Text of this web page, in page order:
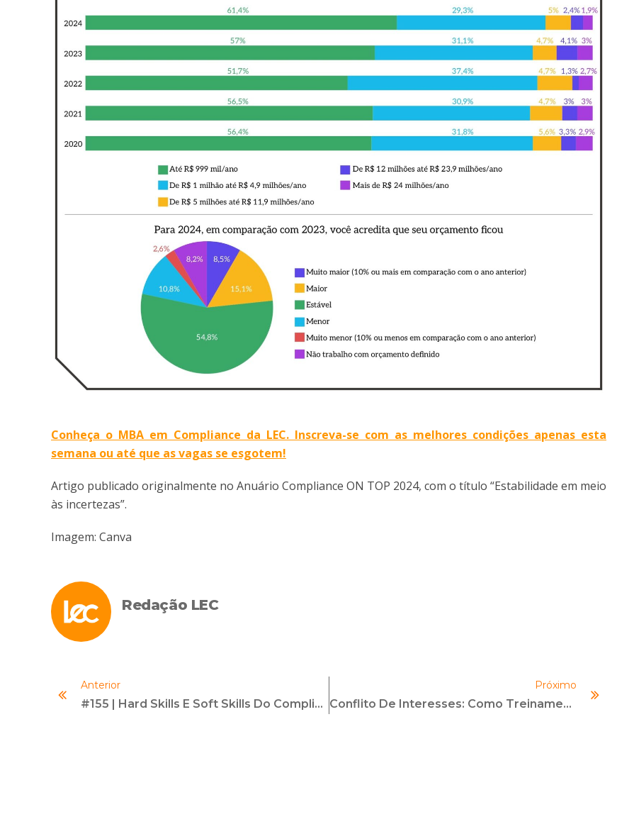
Conheça o MBA em Compliance da LEC. Inscreva-se com as melhores condições apenas esta
semana ou até que as vagas se esgotem!
Artigo publicado originalmente no Anuário Compliance ON TOP 2024, com o título “Estabilidade em meio
às incertezas”.
Imagem: Canva
Redação LEC
Anterior
#155 | Hard Skills E Soft Skills Do Compliance Officer | Com Josi Marinho
Próximo
Conflito De Interesses: Como Treinamentos Corporativos Ajudam Com Prevenção E Gestão